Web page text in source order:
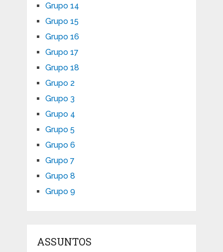
Grupo 14
Grupo 15
Grupo 16
Grupo 17
Grupo 18
Grupo 2
Grupo 3
Grupo 4
Grupo 5
Grupo 6
Grupo 7
Grupo 8
Grupo 9
ASSUNTOS